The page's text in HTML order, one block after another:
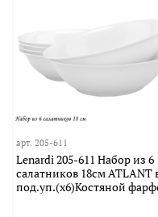
арт.205-611
Lenardi 205-611 Набор из 6
салатников 18см ATLANT
под.уп.(х6)Костяной